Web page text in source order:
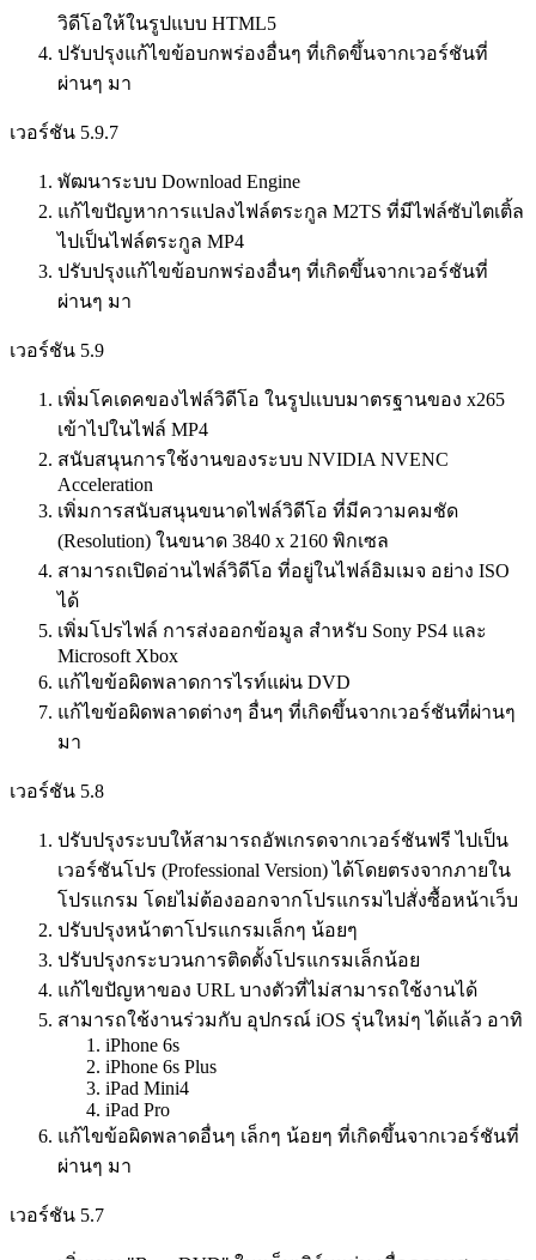
วิดีโอให้ในรูปแบบ HTML5
ปรับปรุงแก้ไขข้อบกพร่องอื่นๆ ที่เกิดขึ้นจากเวอร์ชันที่
ผ่านๆ มา
เวอร์ชัน 5.9.7
พัฒนาระบบ Download Engine
แก้ไขปัญหาการแปลงไฟล์ตระกูล M2TS ที่มีไฟล์ซับไตเติ้ล
ไปเป็นไฟล์ตระกูล MP4
ปรับปรุงแก้ไขข้อบกพร่องอื่นๆ ที่เกิดขึ้นจากเวอร์ชันที่
ผ่านๆ มา
เวอร์ชัน 5.9
เพิ่มโคเดคของไฟล์วิดีโอ ในรูปแบบมาตรฐานของ x265
เข้าไปในไฟล์ MP4
สนับสนุนการใช้งานของระบบ NVIDIA NVENC
Acceleration
เพิ่มการสนับสนุนขนาดไฟล์วิดีโอ ที่มีความคมชัด
(Resolution) ในขนาด 3840 x 2160 พิกเซล
สามารถเปิดอ่านไฟล์วิดีโอ ที่อยู่ในไฟล์อิมเมจ อย่าง ISO
ได้
เพิ่มโปรไฟล์ การส่งออกข้อมูล สำหรับ Sony PS4 และ
Microsoft Xbox
แก้ไขข้อผิดพลาดการไรท์แผ่น DVD
แก้ไขข้อผิดพลาดต่างๆ อื่นๆ ที่เกิดขึ้นจากเวอร์ชันที่ผ่านๆ
มา
เวอร์ชัน 5.8
ปรับปรุงระบบให้สามารถอัพเกรดจากเวอร์ชันฟรี ไปเป็น
เวอร์ชันโปร (Professional Version) ได้โดยตรงจากภายใน
โปรแกรม โดยไม่ต้องออกจากโปรแกรมไปสั่งซื้อหน้าเว็บ
ปรับปรุงหน้าตาโปรแกรมเล็กๆ น้อยๆ
ปรับปรุงกระบวนการติดตั้งโปรแกรมเล็กน้อย
แก้ไขปัญหาของ URL บางตัวที่ไม่สามารถใช้งานได้
สามารถใช้งานร่วมกับ อุปกรณ์ iOS รุ่นใหม่ๆ ได้แล้ว อาทิ
iPhone 6s
iPhone 6s Plus
iPad Mini4
iPad Pro
แก้ไขข้อผิดพลาดอื่นๆ เล็กๆ น้อยๆ ที่เกิดขึ้นจากเวอร์ชันที่
ผ่านๆ มา
เวอร์ชัน 5.7